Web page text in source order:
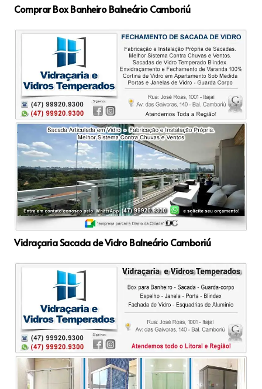
Comprar Box Banheiro Balneário Camboriú
Vidraçaria Sacada de Vidro Balneário Camboriú